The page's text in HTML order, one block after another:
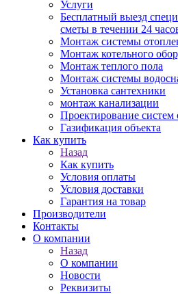
Услуги
Бесплатный выезд
сметы в течении 24
Монтаж системы
Монтаж котельного
Монтаж теплого пола
Монтаж системы
Установка сантехники
монтаж канализации
Проектирование систем
Газификация объекта
Как купить
Назад
Как купить
Условия оплаты
Условия доставки
Гарантия на товар
Производители
Контакты
О компании
Назад
О компании
Новости
Реквизиты